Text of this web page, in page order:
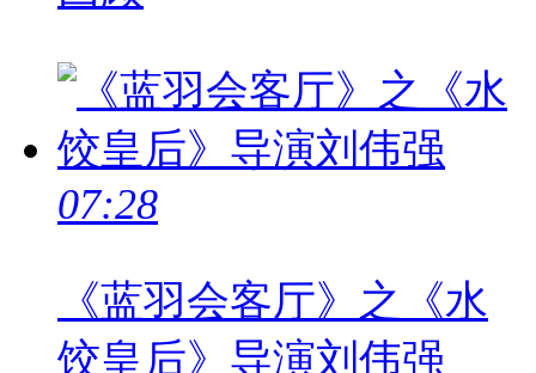
07:28
《蓝羽会客厅》之《水
饺皇后》导演刘伟强